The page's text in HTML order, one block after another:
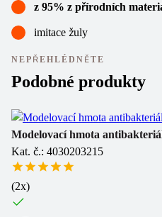
z 95% z přírodních
imitace žuly
NEPŘEHLÉDNĚTE
Podobné produkty
Modelovací hmota
Kat. č.: 4030203215
(2x)